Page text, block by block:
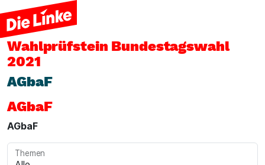
Wahlprüfstein Bundestagswahl
2021
AGbaF
AGbaF
AGbaF
Themen